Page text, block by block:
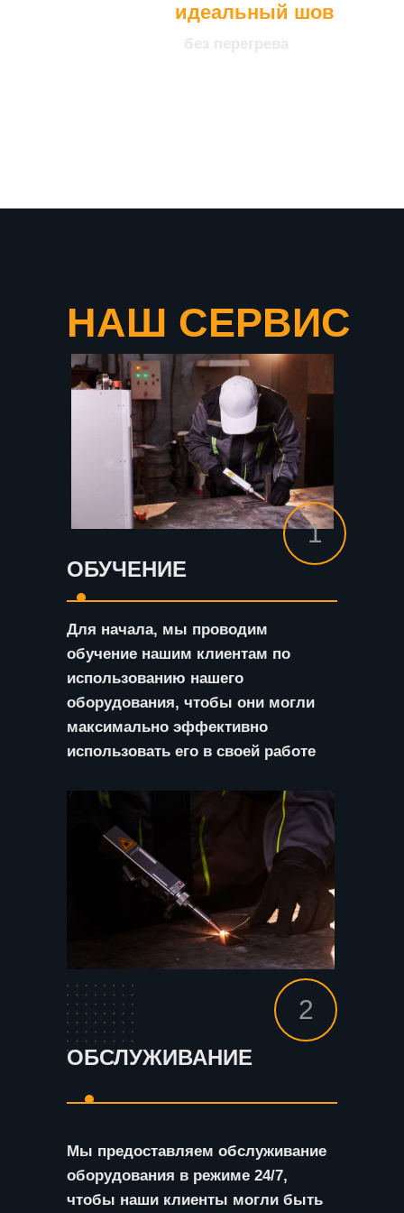
идеальный шов
2
НАШ СЕРВИС
ОБУЧЕНИЕ
Для начала, мы проводим
обучение нашим клиентам по
использованию нашего
оборудования, чтобы они могли
максимально эффективно
использовать его в своей работе
1
ОБСЛУЖИВАНИЕ
Мы предоставляем обслуживание
оборудования в режиме 24/7,
чтобы наши клиенты могли быть